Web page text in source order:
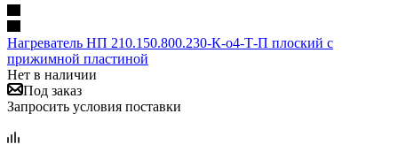
Нагреватель НП 210.150.800.230-К-о4-Т-П плоский с
прижимной пластиной
Нет в наличии
Под заказ
Запросить условия поставки